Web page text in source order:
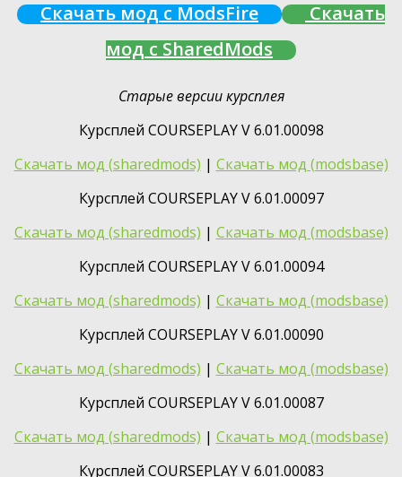
Скачать мод с ModsFire
Скачать
мод с SharedMods
Старые версии курсплея
Курсплей COURSEPLAY V 6.01.00098
Скачать мод (sharedmods) | Скачать мод (modsbase)
Курсплей COURSEPLAY V 6.01.00097
Скачать мод (sharedmods) | Скачать мод (modsbase)
Курсплей COURSEPLAY V 6.01.00094
Скачать мод (sharedmods) | Скачать мод (modsbase)
Курсплей COURSEPLAY V 6.01.00090
Скачать мод (sharedmods) | Скачать мод (modsbase)
Курсплей COURSEPLAY V 6.01.00087
Скачать мод (sharedmods) | Скачать мод (modsbase)
Курсплей COURSEPLAY V 6.01.00083